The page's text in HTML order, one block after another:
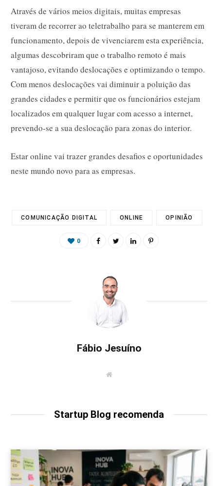
Através de vários meios digitais, muitas empresas
tiveram de recorrer ao teletrabalho para se manterem em
funcionamento, depois de vivenciarem esta experiência,
algumas descobriram que o trabalho remoto é mais
vantajoso, evitando deslocações e optimizando o tempo.
Com menos deslocações vai diminuir a poluição das
grandes cidades e permitir que os funcionários estejam
localizados em qualquer lugar com acesso a internet,
prevendo-se a sua deslocação para zonas do interior.
Estar online vai trazer grandes desafios e oportunidades
neste mundo novo para as empresas.
COMUNICAÇÃO DIGITAL ONLINE OPINIÃO
0
Fábio Jesuíno
W
Startup Blog recomenda